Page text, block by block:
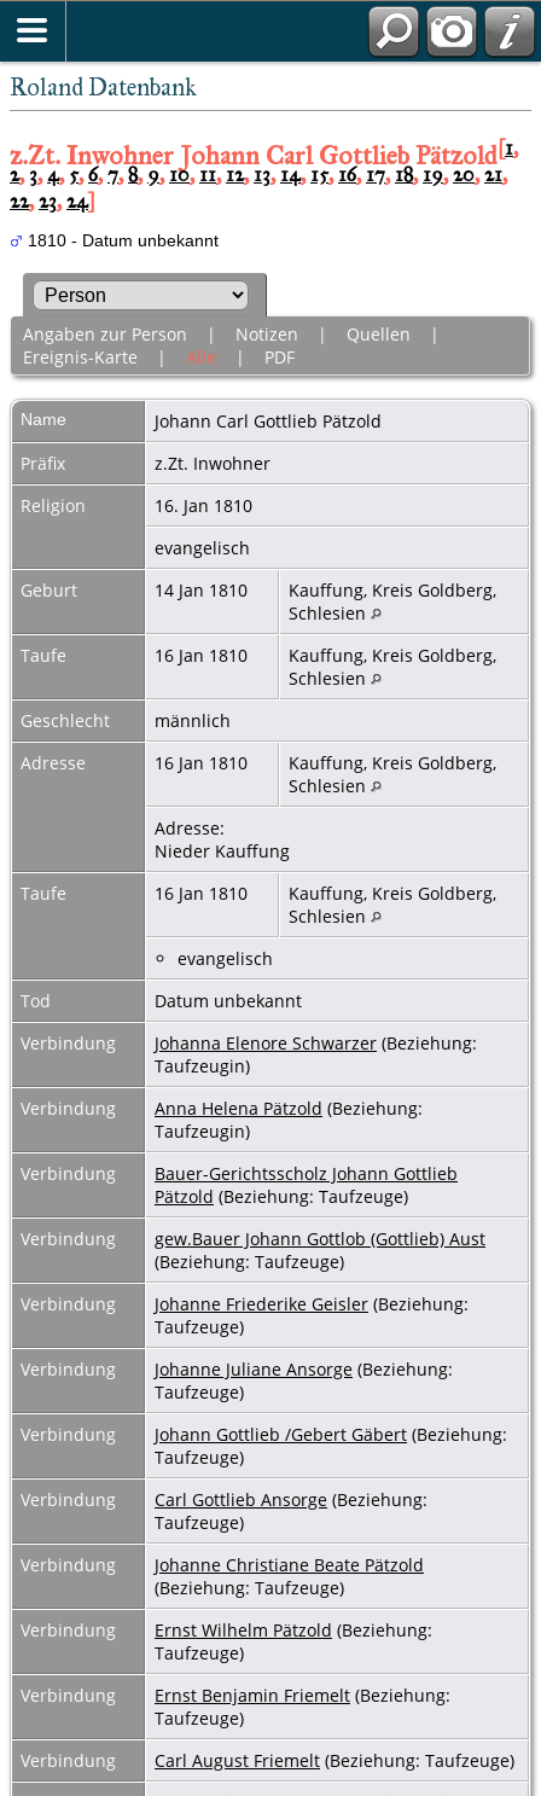
Roland Datenbank
z.Zt. Inwohner Johann Carl Gottlieb Pätzold[1,
2,3,4,5,6,7,8,9,10,11,12,13,14,15,16,17,18,19,20,21,
22,23,24]
1810 - Datum unbekannt
Angaben zur Person | Notizen | Quellen |
Ereignis-Karte | Alle | PDF
Name Johann Carl Gottlieb Pätzold
Präfix
z.Zt. Inwohner
Religion
16. Jan 1810
evangelisch
Geburt
14 Jan 1810
Kauffung, Kreis Goldberg,
Schlesien
Taufe
16 Jan 1810
Kauffung, Kreis Goldberg,
Schlesien
Geschlecht
männlich
Adresse
16 Jan 1810
Kauffung, Kreis Goldberg,
Schlesien
Adresse:
Nieder Kauffung
Taufe
16 Jan 1810
Kauffung, Kreis Goldberg,
Schlesien
evangelisch
Tod
Datum unbekannt
Verbindung
Johanna Elenore Schwarzer (Beziehung:
Taufzeugin)
Verbindung
Anna Helena Pätzold (Beziehung:
Taufzeugin)
Verbindung
Bauer-Gerichtsscholz Johann Gottlieb
Pätzold (Beziehung: Taufzeuge)
Verbindung
gew.Bauer Johann Gottlob (Gottlieb) Aust
(Beziehung: Taufzeuge)
Verbindung
Johanne Friederike Geisler (Beziehung:
Taufzeuge)
Verbindung
Johanne Juliane Ansorge (Beziehung:
Taufzeuge)
Verbindung
Johann Gottlieb /Gebert Gäbert (Beziehung:
Taufzeuge)
Verbindung
Carl Gottlieb Ansorge (Beziehung:
Taufzeuge)
Verbindung
Johanne Christiane Beate Pätzold
(Beziehung: Taufzeuge)
Verbindung
Ernst Wilhelm Pätzold (Beziehung:
Taufzeuge)
Verbindung
Ernst Benjamin Friemelt (Beziehung:
Taufzeuge)
Verbindung
Carl August Friemelt (Beziehung: Taufzeuge)